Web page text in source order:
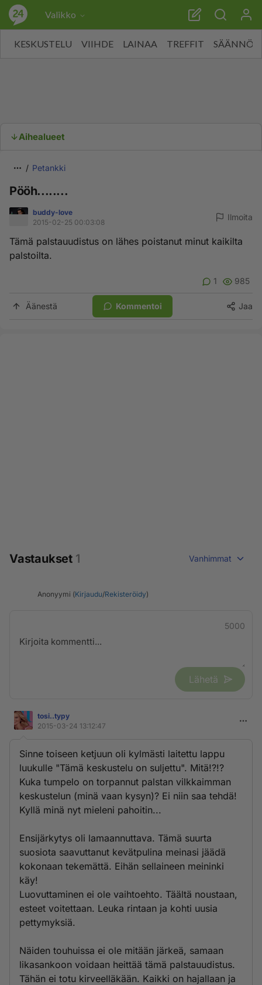
Valikko
KESKUSTELU VIIHDE LAINAA TREFFIT SÄÄNNÖT
Aihealueet
Petankki
Pööh........
buddy-love
2015-02-25 00:03:08
Ilmoita
Tämä palstauudistus on lähes poistanut minut kaikilta
palstoilta.
1 985
Äänestä Kommentoi Jaa
Vastaukset 1 Vanhimmat
Anonyymi (Kirjaudu/Rekisteröidy)
5000
Lähetä
tosi..typy
2015-03-24 13:12:47
Sinne toiseen ketjuun oli kylmästi laitettu lappu
luukulle "Tämä keskustelu on suljettu". Mitä!?!?
Kuka tumpelo on torpannut palstan vilkkaimman
keskustelun (minä vaan kysyn)? Ei niin saa tehdä!
Kyllä minä nyt mieleni pahoitin...
Ensijärkytys oli lamaannuttava. Tämä suurta
suosiota saavuttanut kevätpulina meinasi jäädä
kokonaan tekemättä. Eihän sellaineen meininki
käy!
Luovuttaminen ei ole vaihtoehto. Täältä noustaan,
esteet voitettaan. Leuka rintaan ja kohti uusia
pettymyksiä.
Näiden touhuissa ei ole mitään järkeä, samaan
likasankoon voidaan heittää tämä palstauudistus.
Tähän ei totu kirveelläkään. Kaikki on hajallaan ja